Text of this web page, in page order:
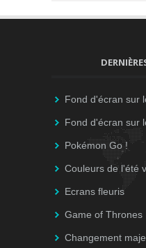
Fond d'écran sur
Fond d'écran sur
Pokémon Go !
Couleurs de l'été
Ecrans fleuris
Game of Thrones
Changement